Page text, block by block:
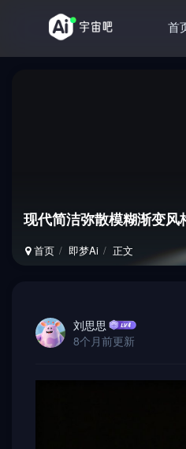
首
现代简洁弥散模糊渐变
首页 即梦Ai 正文
刘思思
8个月前更新